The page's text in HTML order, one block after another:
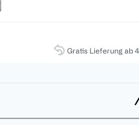
Gratis Lieferung ab